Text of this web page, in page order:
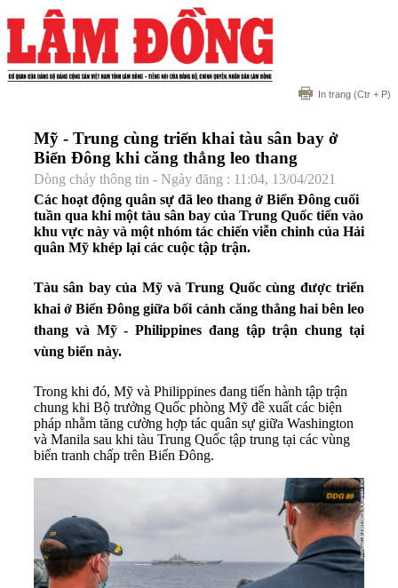
In trang (Ctr + P)
Mỹ - Trung cùng triển khai tàu sân bay ở
Biển Đông khi căng thẳng leo thang
Dòng chảy thông tin - Ngày đăng : 11:04, 13/04/2021
Các hoạt động quân sự đã leo thang ở Biển Đông cuối
tuần qua khi một tàu sân bay của Trung Quốc tiến vào
khu vực này và một nhóm tác chiến viễn chinh của Hải
quân Mỹ khép lại các cuộc tập trận.
Tàu sân bay của Mỹ và Trung Quốc cùng được triển
khai ở Biển Đông giữa bối cảnh căng thẳng hai bên leo
thang và Mỹ - Philippines đang tập trận chung tại
vùng biển này.
Trong khi đó, Mỹ và Philippines đang tiến hành tập trận
chung khi Bộ trưởng Quốc phòng Mỹ đề xuất các biện
pháp nhằm tăng cường hợp tác quân sự giữa Washington
và Manila sau khi tàu Trung Quốc tập trung tại các vùng
biển tranh chấp trên Biển Đông.